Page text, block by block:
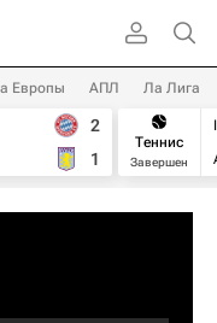
Европы АПЛ Ла Лига
2
1
Теннис
Завершен